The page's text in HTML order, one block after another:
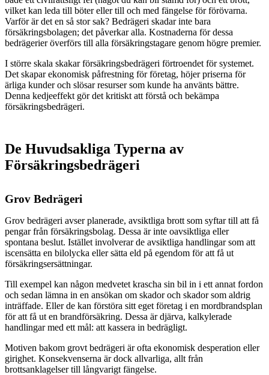
vilket kan leda till böter eller till och med fängelse för förövarna.
Varför är det en så stor sak? Bedrägeri skadar inte bara
försäkringsbolagen; det påverkar alla. Kostnaderna för dessa
bedrägerier överförs till alla försäkringstagare genom högre premier.
I större skala skakar försäkringsbedrägeri förtroendet för systemet.
Det skapar ekonomisk påfrestning för företag, höjer priserna för
ärliga kunder och slösar resurser som kunde ha använts bättre.
Denna kedjeeffekt gör det kritiskt att förstå och bekämpa
försäkringsbedrägeri.
De Huvudsakliga Typerna av
Försäkringsbedrägeri
Grov Bedrägeri
Grov bedrägeri avser planerade, avsiktliga brott som syftar till att få
pengar från försäkringsbolag. Dessa är inte oavsiktliga eller
spontana beslut. Istället involverar de avsiktliga handlingar som att
iscensätta en bilolycka eller sätta eld på egendom för att få ut
försäkringsersättningar.
Till exempel kan någon medvetet krascha sin bil in i ett annat fordon
och sedan lämna in en ansökan om skador och skador som aldrig
inträffade. Eller de kan förstöra sitt eget företag i en mordbrandsplan
för att få ut en brandförsäkring. Dessa är djärva, kalkylerade
handlingar med ett mål: att kassera in bedrägligt.
Motiven bakom grovt bedrägeri är ofta ekonomisk desperation eller
girighet. Konsekvenserna är dock allvarliga, allt från
brottsanklagelser till långvarigt fängelse.